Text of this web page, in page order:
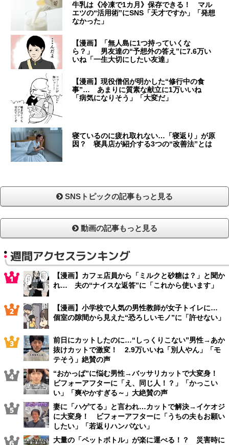
牛乳は《冷凍で1カ月》保存できる！ マル
エツの“活用術”にSNS「天才ですか」「発想
なかった」
【漫画】「無人島に1つ持っていくな
ら？」 男友達の“予想外の答え”に7.6万い
いね「一生大切にしたい友達」
【漫画】現役僧侶が明かした“修行中の食
事”… あまりに質素な献立に1万いいね
「病気になりそう」「大変だ」
寝ているのに疲れ取れない…「寝返り」が原
因？ 寝具店が紹介する3つの“改善法”とは
SNSトピックの記事もっと見る
動画の記事もっと見る
週間アクセスランキング
【漫画】カフェ店員から「ミルクと砂糖は？」と聞か
れ… 夫の“ナイスな返答”に「これから使います」
【漫画】小学校で人気の男性教師が女子トイレに…
個室の隙間から見えた“恐ろしいモノ”に「許せない」
前日にカットしたのに…“しっくりこない”男性→あか
抜けカットで激変！ 2.9万いいね「別人やん」「モ
テそう」絶賛の声
“おかっぱ”に悩む男性→バッサリカットで大変身！
ビフォーアフターに「え、同じ人！？」「かっこい
い」「爽やかすぎる～」大絶賛の声
妻に「ハゲてる」と言われ…カットで解決→イケオジ
に大変身！ ビフォーアフターに「うちの夫もお願い
したい」「若返りハンパない」
大量の「ペットボトル」が楽に運べる！？ 災害時に